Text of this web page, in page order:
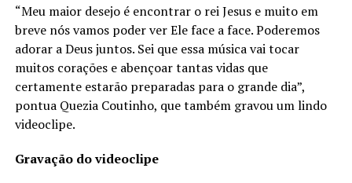
“Meu maior desejo é encontrar o rei Jesus e muito em
breve nós vamos poder ver Ele face a face. Poderemos
adorar a Deus juntos. Sei que essa música vai tocar
muitos corações e abençoar tantas vidas que
certamente estarão preparadas para o grande dia”,
pontua Quezia Coutinho, que também gravou um lindo
videoclipe.
Gravação do videoclipe